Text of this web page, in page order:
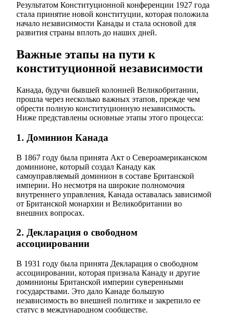
Результатом Конституционной конференции 1927 года
стала принятие новой конституции, которая положила
начало независимости Канады и стала основой для
развития страны вплоть до наших дней.
Важные этапы на пути к
конституционной независимости
Канада, будучи бывшей колонией Великобритании,
прошла через несколько важных этапов, прежде чем
обрести полную конституционную независимость.
Ниже представлены основные этапы этого процесса:
1. Доминион Канада
В 1867 году была принята Акт о Североамериканском
доминионе, который создал Канаду как
самоуправляемый доминион в составе Британской
империи. Но несмотря на широкие полномочия
внутреннего управления, Канада оставалась зависимой
от Британской монархии и Великобритании во
внешних вопросах.
2. Декларация о свободном
ассоциировании
В 1931 году была принята Декларация о свободном
ассоциировании, которая признала Канаду и другие
доминионы Британской империи суверенными
государствами. Это дало Канаде большую
независимость во внешней политике и закрепило ее
статус в международном сообществе.